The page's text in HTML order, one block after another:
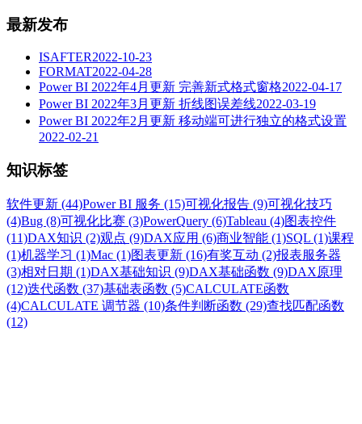
最新发布
ISAFTER2022-10-23
FORMAT2022-04-28
Power BI 2022年4月更新 完善新式格式窗格2022-04-17
Power BI 2022年3月更新 折线图误差线2022-03-19
Power BI 2022年2月更新 移动端可进行独立的格式设置
2022-02-21
知识标签
软件更新 (44)Power BI 服务 (15)可视化报告 (9)可视化技巧
(4)Bug (8)可视化比赛 (3)PowerQuery (6)Tableau (4)图表控件
(11)DAX知识 (2)观点 (9)DAX应用 (6)商业智能 (1)SQL (1)课程
(1)机器学习 (1)Mac (1)图表更新 (16)有奖互动 (2)报表服务器
(3)相对日期 (1)DAX基础知识 (9)DAX基础函数 (9)DAX原理
(12)迭代函数 (37)基础表函数 (5)CALCULATE函数
(4)CALCULATE 调节器 (10)条件判断函数 (29)查找匹配函数
(12)